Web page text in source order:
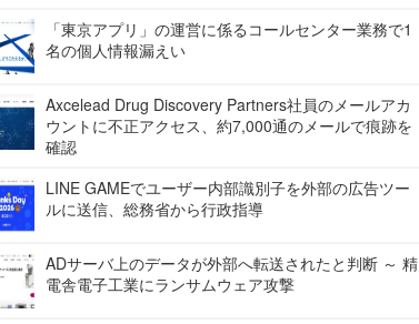
「東京アプリ」の運営に係るコールセンター業務で1
名の個人情報漏えい
Axcelead Drug Discovery Partners社員のメールアカ
ウントに不正アクセス、約7,000通のメールで痕跡を
確認
LINE GAMEでユーザー内部識別子を外部の広告ツー
ルに送信、総務省から行政指導
ADサーバ上のデータが外部へ転送されたと判断 ～ 精
電舎電子工業にランサムウェア攻撃